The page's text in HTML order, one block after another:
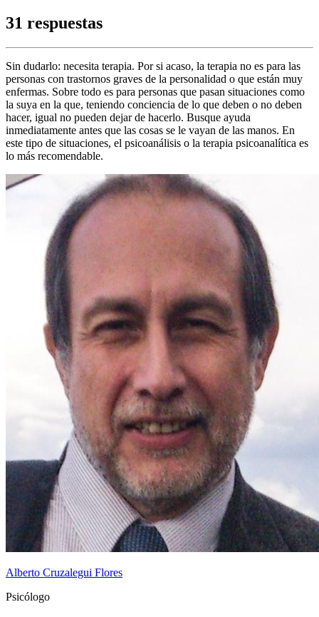
31 respuestas
Sin dudarlo: necesita terapia. Por si acaso, la terapia no es para las
personas con trastornos graves de la personalidad o que están muy
enfermas. Sobre todo es para personas que pasan situaciones como
la suya en la que, teniendo conciencia de lo que deben o no deben
hacer, igual no pueden dejar de hacerlo. Busque ayuda
inmediatamente antes que las cosas se le vayan de las manos. En
este tipo de situaciones, el psicoanálisis o la terapia psicoanalítica es
lo más recomendable.
Alberto Cruzalegui Flores
Psicólogo